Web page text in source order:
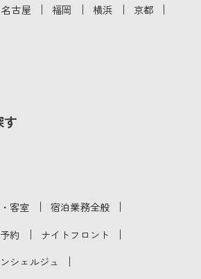
名古屋 ｜ 福岡 ｜ 横浜 ｜ 京都 ｜
す
客室 ｜ 宿泊業務全般 ｜
約 ｜ ナイトフロント ｜
シェルジュ ｜